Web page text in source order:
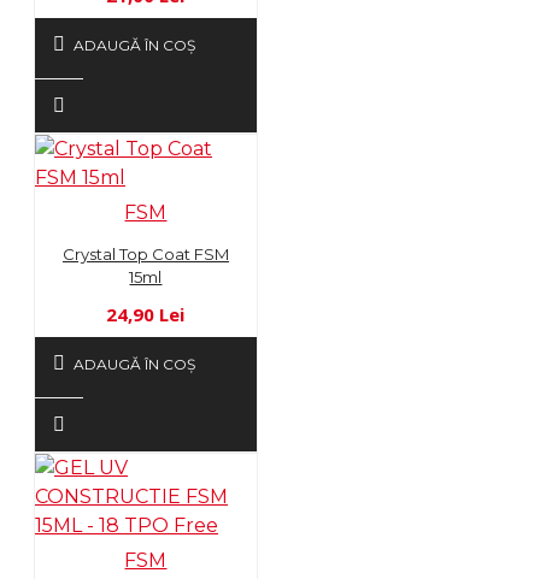
ADAUGĂ ÎN COŞ
FSM
Crystal Top Coat FSM
15ml
24,90 Lei
ADAUGĂ ÎN COŞ
FSM